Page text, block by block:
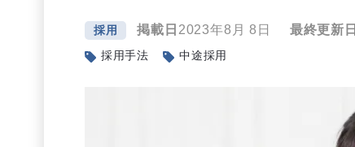
採用 掲載日 2023年8月 8日 最終更新日
採用手法 中途採用